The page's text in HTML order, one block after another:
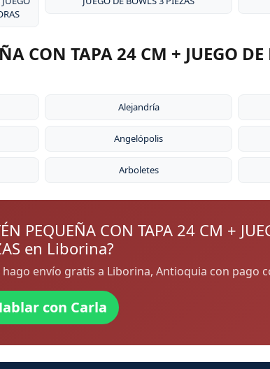
CON TAPA 24 CM + JUEGO DE
Alejandría
Angelópolis
Arboletes
PEQUEÑA CON TAPA 24 CM +
en Liborina?
envío gratis a Liborina, Antioquia con pago
con Carla